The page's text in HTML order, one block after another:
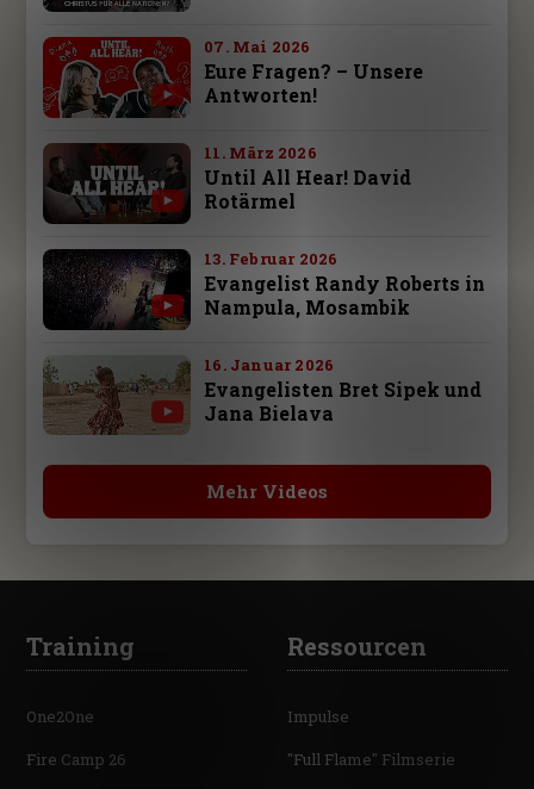
07. Mai 2026
Eure Fragen? – Unsere
Antworten!
11. März 2026
Until All Hear! David
Rotärmel
13. Februar 2026
Evangelist Randy Roberts in
Nampula, Mosambik
16. Januar 2026
Evangelisten Bret Sipek und
Jana Bielava
Mehr Videos
Training
One2One
Fire Camp 26
Ressourcen
Impulse
"Full Flame" Filmserie